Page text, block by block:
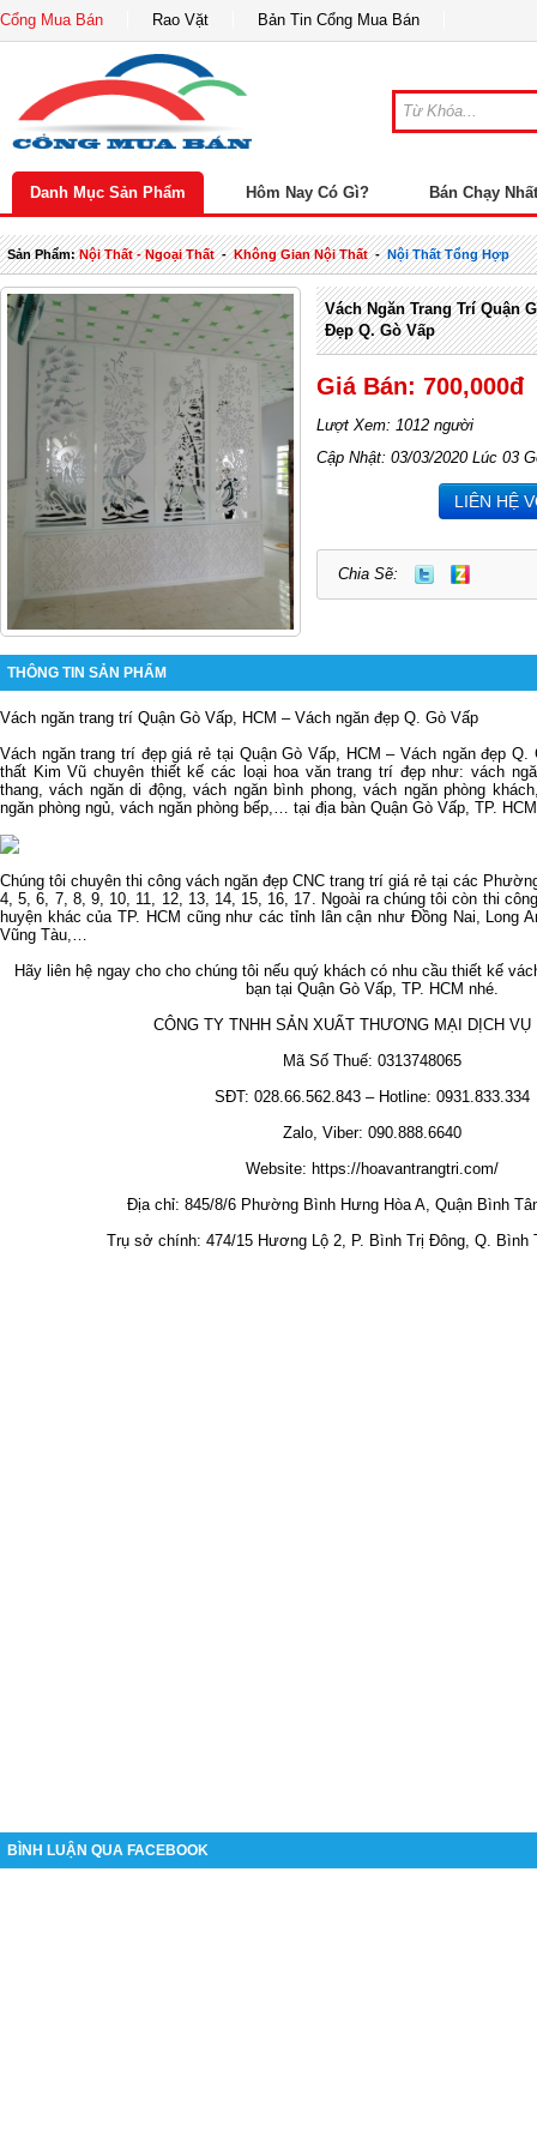
Cổng Mua Bán Rao Vặt Bản Tin Cổng Mua Bán
Danh Mục Sản Phẩm Hôm Nay Có Gì? Bán Chạy Nhất
Sản Phẩm:Nội Thất - Ngoại Thất-Không Gian Nội Thất-Nội Thất Tổng Hợp
Vách Ngăn Trang Trí Quận
Đẹp Q. Gò Vấp
Giá Bán: 700,000đ
Lượt Xem: 1012 người
Cập Nhật: 03/03/2020 Lúc 03
LIÊN HỆ
Chia Sẽ:
THÔNG TIN SẢN PHẨM
Vách ngăn trang trí Quận Gò Vấp, HCM – Vách ngăn đẹp Q. Gò Vấp
Vách ngăn trang trí đẹp giá rẻ tại Quận Gò Vấp, HCM – Vách ngăn đẹp
thất Kim Vũ chuyên thiết kế các loại hoa văn trang trí đẹp như: vách
thang, vách ngăn di động, vách ngăn bình phong,vách ngăn phòng khách
ngăn phòng ngủ, vách ngăn phòng bếp,… tại địa bàn Quận Gò Vấp, TP.
Chúng tôi chuyên thi công vách ngăn đẹp CNC trang trí giá rẻ tại các
4, 5, 6, 7, 8, 9, 10, 11, 12, 13, 14, 15, 16, 17. Ngoài ra chúng tôi còn thi
huyện khác của TP. HCM cũng như các tỉnh lân cận như Đồng Nai, Long
Vũng Tàu,…
Hãy liên hệ ngay cho cho chúng tôi nếu quý khách có nhu cầu thiết kế
bạn tại Quận Gò Vấp, TP. HCM nhé.
CÔNG TY TNHH SẢN XUẤT THƯƠNG MẠI DỊCH VỤ
Mã Số Thuế: 0313748065
SĐT: 028.66.562.843 – Hotline: 0931.833.334
Zalo, Viber: 090.888.6640
Website: https://hoavantrangtri.com/
Địa chỉ: 845/8/6 Phường Bình Hưng Hòa A, Quận Bình
Trụ sở chính: 474/15 Hương Lộ 2, P. Bình Trị Đông, Q. Bình
BÌNH LUẬN QUA FACEBOOK